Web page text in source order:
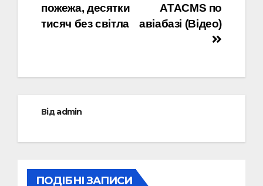
ATACMS по
авіабазі (Відео)
пожежа, десятки
тисяч без світла
Відadmin
ПОДІБНІ ЗАПИСИ